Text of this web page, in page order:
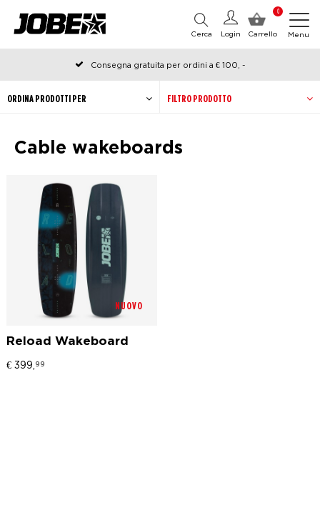
0
Carrello
Login
Cerca Menu
Consegna gratuita per ordini a € 100, -
Ordinato prima delle 12:00 nei giorni lavorativi, spedito lo stesso
giornoFILTRO PRODOTTO
Cable wakeboards
ORDINA PRODOTTI PER
NUOVO
Reload Wakeboard
€ 399, 99